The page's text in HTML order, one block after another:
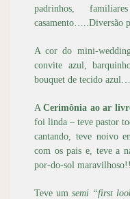
padrinhos,
casamento…..Diversão
A cor do mini-
convite azul,
bouquet de tecido
ACerimônia ao ar
foi linda – teve pastor
cantando, teve noivo
com os pais e, teve a
por-do-sol
Teve um semi “first